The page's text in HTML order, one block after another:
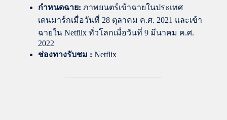
กำหนดฉาย: ภาพยนตร์เข้าฉายในประเทศ
เดนมาร์กเมื่อวันที่ 28 ตุลาคม ค.ศ. 2021 และเข้า
ฉายใน Netflix ทั่วโลกเมื่อวันที่ 9 มีนาคม ค.ศ.
2022
ช่องทางรับชม : Netflix